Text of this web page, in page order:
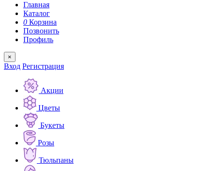
Главная
Каталог
0 Корзина
Позвонить
Профиль
×
Вход Регистрация
Акции
Цветы
Букеты
Розы
Тюльпаны